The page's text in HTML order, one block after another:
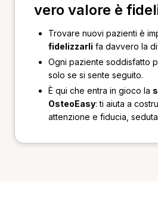
vero valore è
Trovare nuovi pazienti è
fidelizzarli fa davvero la
Ogni paziente soddisfatto
solo se si sente seguito.
È qui che entra in gioco la
OsteoEasy: ti aiuta a
attenzione e fiducia,